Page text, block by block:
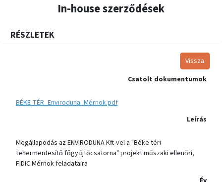
In-house szerződések
RÉSZLETEK
Vissza
Csatolt dokumentumok
BÉKE TÉR_Enviroduna_Mérnök.pdf
Leírás
Megállapodás az ENVIRODUNA Kft-vel a "Béke téri
tehermentesítő főgyűjtőcsatorna" projekt műszaki ellenőri,
FIDIC Mérnök feladataira